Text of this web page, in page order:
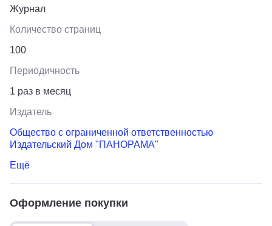
Журнал
Количество страниц
100
Периодичность
1 раз в месяц
Издатель
Общество с ограниченной ответственностью
Издательский Дом "ПАНОРАМА"
Ещё
Оформление покупки